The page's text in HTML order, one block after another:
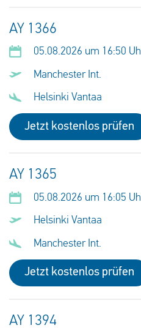
AY 1366
05.08.2026 um 16:50
Manchester Int.
Helsinki Vantaa
Jetzt kostenlos prüfen
AY 1365
05.08.2026 um 16:05
Helsinki Vantaa
Manchester Int.
Jetzt kostenlos prüfen
AY 1394